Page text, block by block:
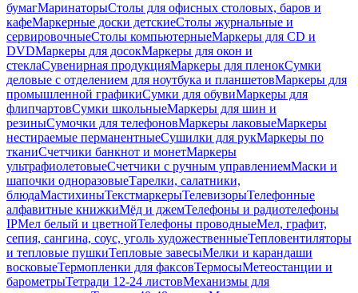
бумагМаринаторыСтолы для офисных столовых, баров и
кафеМаркерные доски детскиеСтолы журнальные и
сервировочныеСтолы компьютерныеМаркеры для CD и
DVDМаркеры для досокМаркеры для окон и
стеклаСувенирная продукцияМаркеры для пленокСумки
деловые с отделением для ноутбука и планшетовМаркеры для
промышленной графикиСумки для обувиМаркеры для
флипчартовСумки школьныеМаркеры для шин и
резиныСумочки для телефоновМаркеры лаковыеМаркеры
нестираемые перманентныеСушилки для рукМаркеры по
тканиСчетчики банкнот и монетМаркеры
ультрафиолетовыеСчетчики с ручным управлениемМаски и
шапочки одноразовыеТарелки, салатники,
блюдаМастихиныТекстмаркерыТелевизорыТелефонные
алфавитные книжкиМёд и джемТелефоны и радиотелефоны
IPМел белый и цветнойТелефоны проводныеМел, графит,
сепия, сангина, соус, уголь художественныеТепловентиляторы
и тепловые пушкиТепловые завесыМелки и карандаши
восковыеТермопленки для факсовТермосыМетеостанции и
барометрыТетради 12-24 листовМеханизмы для